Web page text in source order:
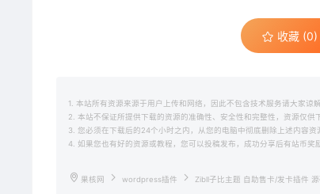
收藏 (0)
1. 本站所有资源来源于用户上传和网络，因此不包含技术服务请大家
2. 本站不保证所提供下载的资源的准确性、安全性和完整性，资源仅
3. 您必须在下载后的24个小时之内，从您的电脑中彻底删除上述内容
4. 如果您也有好的资源或教程，您可以投稿发布，成功分享后有站币奖
果核网 wordpress插件 Zibll子比主题 自助售卡/发卡插件